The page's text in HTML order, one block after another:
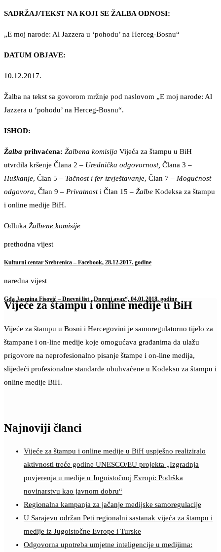
SADRŽAJ/TEKST NA KOJI SE ŽALBA ODNOSI:
„E moj narode: Al Jazzera u ‘pohodu’ na Herceg-Bosnu“
DATUM OBJAVE:
10.12.2017.
Žalba na tekst sa govorom mržnje pod naslovom „E moj narode: Al
Jazzera u ‘pohodu’ na Herceg-Bosnu“.
ISHOD:
Žalba prihvaćena: Žalbena komisija Vijeća za štampu u BiH
utvrdila kršenje Člana 2 – Urednička odgovornost, Člana 3 –
Huškanje, Član 5 – Tačnost i fer izvještavanje, Član 7 – Mogućnost
odgovora, Član 9 – Privatnosti Član 15 – Žalbe Kodeksa za štampu
i online medije BiH.
Odluka Žalbene komisije
prethodna vijest
Kulturni centar Srebrenica – Facebook, 28.12.2017. godine
naredna vijest
Gđa Jasmina Fisović – Dnevni list „Dnevni avaz“, 04.01.2018. godine
Vijeće za štampu i online medije u BiH
Vijeće za štampu u Bosni i Hercegovini je samoregulatorno tijelo za
štampane i on-line medije koje omogućava građanima da ulažu
prigovore na neprofesionalno pisanje štampe i on-line medija,
slijedeći profesionalne standarde obuhvaćene u Kodeksu za štampu i
online medije BiH.
Najnoviji članci
Vijeće za štampu i online medije u BiH uspješno realiziralo
aktivnosti treće godine UNESCO/EU projekta „Izgradnja
povjerenja u medije u Jugoistočnoj Evropi: Podrška
novinarstvu kao javnom dobru“
Regionalna kampanja za jačanje medijske samoregulacije
U Sarajevu održan Peti regionalni sastanak vijeća za štampu i
medije iz Jugoistočne Evrope i Turske
Odgovorna upotreba umjetne inteligencije u medijima: